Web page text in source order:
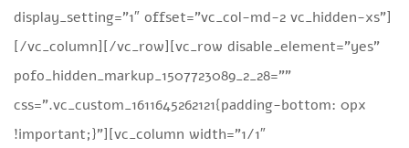
display_setting=”1″ offset=”vc_col-md-2 vc_hidden-xs”]
[/vc_column][/vc_row][vc_row disable_element=”yes”
pofo_hidden_markup_1507723089_2_28=””
css=”.vc_custom_1611645262121{padding-bottom: 0px
!important;}”][vc_column width=”1/1″